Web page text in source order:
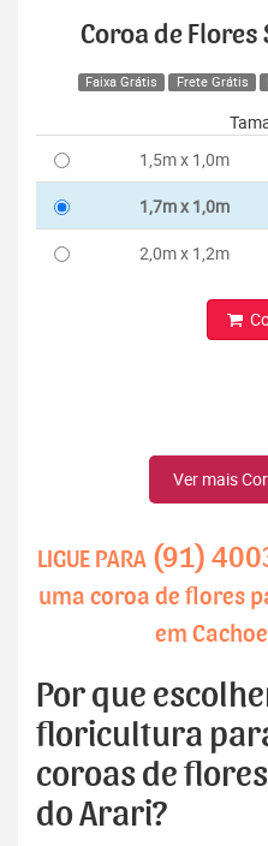
Coroa de
Faixa Grátis Frete Grátis
1,5m x 1,0m
1,7m x 1,0m
2,0m x 1,2m
Ver mais
LIGUE PARA (91)
uma coroa de flores
em
Por que
floricultura
coroas de
do Arari?